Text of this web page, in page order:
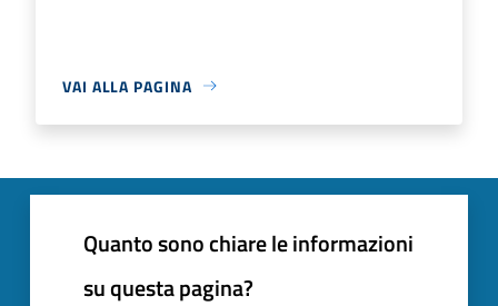
VAI ALLA PAGINA
Quanto sono chiare le informazioni
su questa pagina?